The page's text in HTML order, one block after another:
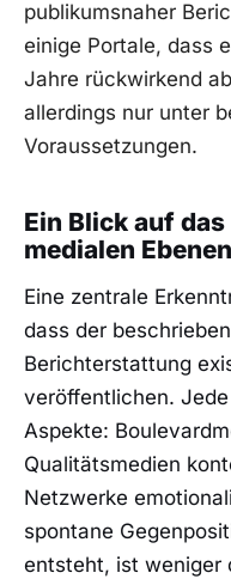
publikumsnaher
einige Portale, dass
Jahre rückwirkend
allerdings nur unter
Voraussetzungen.
Ein Blick auf
medialen Ebenen
Eine zentrale
dass der
Berichterstattung
veröffentlichen.
Aspekte:
Qualitätsmedien
Netzwerke
spontane
entsteht, ist weniger